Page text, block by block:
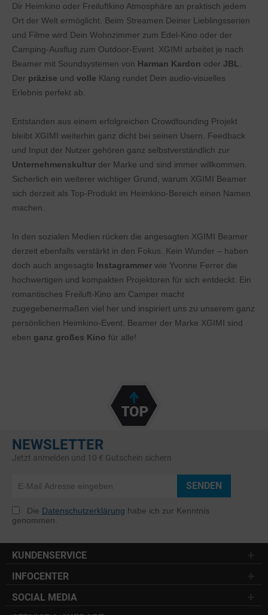
Dir Heimkino oder Freiluftkino Atmosphäre an praktisch jedem
Ort der Welt ermöglicht. Beim Streamen Deiner Lieblingsserien
und Filme wird Dein Wohnzimmer zum Edel-Kino oder der
Camping-Ausflug zum Outdoor-Event. XGIMI arbeitet je nach
Beamer mit Soundsystemen von Harman Kardon oder JBL
Der präzise und volle Klang rundet Dein audio-visuelles
Erlebnis perfekt ab.
Entstanden aus einem erfolgreichen Crowdfounding Projekt
bleibt XGIMI weiterhin ganz dicht bei seinen Usern. Feedback
und Input der Nutzer gehören ganz selbstverständlich zur
Unternehmenskultur der Marke und sind immer willkommen.
Sicherlich ein weiterer wichtiger Grund, warum XGIMI Beamer
sich derzeit als Top-Produkt im Heimkino-Bereich einen Namen
machen.
In den sozialen Medien rücken die angesagten XGIMI Beamer
derzeit ebenfalls verstärkt in den Fokus. Kein Wunder – haben
doch auch angesagte Instagrammer wie Yvonne Ferrer die
hochwertigen und kompakten Projektoren für sich entdeckt. Ein
romantisches Freiluft-Kino am Camper macht
zugegebenermaßen viel her und inspiriert uns zu unserem ganz
persönlichen Heimkino-Event. Beamer der Marke XGIMI sind
eben ganz großes Kino für alle!
NEWSLETTER
Jetzt anmelden und 10 € Gutschein sichern
SENDEN
Die Datenschutzerklärung habe ich zur Kenntnis
genommen.
KUNDENSERVICE
INFOCENTER
SOCIAL MEDIA